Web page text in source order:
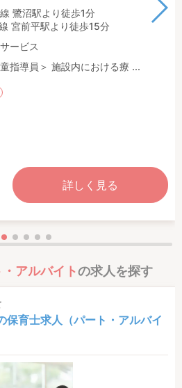
鷺沼駅より徒歩1分
宮前平駅より徒歩15分
ービス
指導員＞ 施設内における療 ...
詳しく見る
アルバイトの求人を探す
保育士求人（パート・アルバイ